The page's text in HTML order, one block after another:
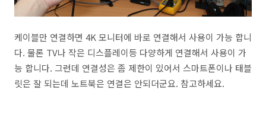
케이블만 연결하면 4K 모니터에 바로 연결해서 사용이 가능 합니
다. 물론 TV나 작은 디스플레이등 다양하게 연결해서 사용이 가
능 합니다. 그런데 연결성은 좀 제한이 있어서 스마트폰이나 태블
릿은 잘 되는데 노트북은 연결은 안되더군요. 참고하세요.